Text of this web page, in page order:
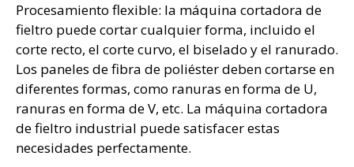
Procesamiento flexible: la máquina cortadora de
fieltro puede cortar cualquier forma, incluido el
corte recto, el corte curvo, el biselado y el ranurado.
Los paneles de fibra de poliéster deben cortarse en
diferentes formas, como ranuras en forma de U,
ranuras en forma de V, etc. La máquina cortadora
de fieltro industrial puede satisfacer estas
necesidades perfectamente.